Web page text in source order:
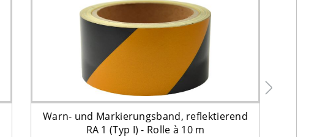
Warn- und Markierungsband, reflektierend
RA 1 (Typ I) - Rolle à 10 m